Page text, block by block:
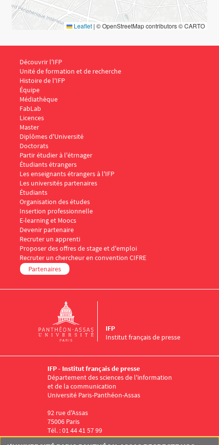
Leaflet | © OpenStreetMap contributors © CARTO
Menu Footer IFP 1
Découvrir l'IFP
Unité de formation et de recherche
Histoire de l'IFP
Équipe
Médiathèque
FabLab
Menu Footer IFP 2
Licences
Master
Diplômes d'Université
Doctorats
Menu Footer IFP 3
Partir étudier à l'étrnager
Étudiants étrangers
Les enseignants étrangers à l'IFP
Les universités partenaires
Menu Footer IFP 4
Étudiants
Organisation des études
Insertion professionnelle
E-learning et Moocs
Menu Footer IFP 5
Devenir partenaire
Recruter un apprenti
Proposer des offres de stage et d'emploi
Recruter un chercheur en convention CIFRE
Partenaires
Institut français de presse
IFP
IFP - Institut français de presse
Département des sciences de l'information
et de la communication
Université Paris-Panthéon-Assas
92 rue d'Assas
75006 Paris
Tél. : 01 44 41 57 99
Menu RS IFP